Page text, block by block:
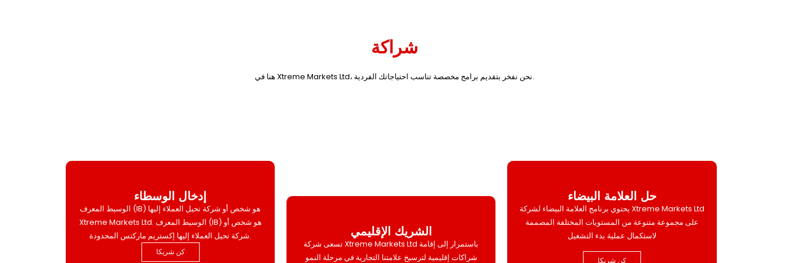
شراكة
هنا في Xtreme Markets Ltd، نحن نفخر بتقديم برامج مخصصة تناسب احتياجاتك الفردية.
إدخال الوسطاء
الوسيط المعرف (IB) هو شخص أو شركة تحيل العملاء إليها
Xtreme Markets Ltd. الوسيط المعرف (IB) هو شخص أو
شركة تحيل العملاء إليها إكستريم ماركتس المحدودة.
كن شريكا
الشريك الإقليمي
تسعى شركة Xtreme Markets Ltd باستمرار إلى إقامة
شراكات إقليمية لترسيخ علامتنا التجارية في مرحلة النمو
حل العلامة البيضاء
يحتوي برنامج العلامة البيضاء لشركة Xtreme Markets Ltd
على مجموعة متنوعة من المستويات المختلفة المصممة
لاستكمال عملية بدء التشغيل
كن شريكا